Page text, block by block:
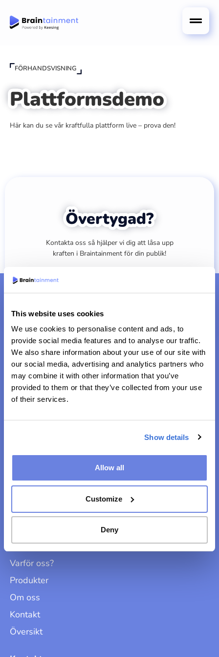
This website uses cookies
We use cookies to personalise content and ads, to
provide social media features and to analyse our traffic.
We also share information about your use of our site with
our social media, advertising and analytics partners who
may combine it with other information that you’ve
provided to them or that they’ve collected from your use
of their services.
Show details
Allow all
Customize
Deny
FÖRHANDSVISNING
Plattformsdemo
Här kan du se vår kraftfulla plattform live – prova den!
Övertygad?
Kontakta oss så hjälper vi dig att låsa upp
kraften i Braintainment för din publik!
Upplägg
Varför oss?
Produkter
Om oss
Kontakt
Översikt